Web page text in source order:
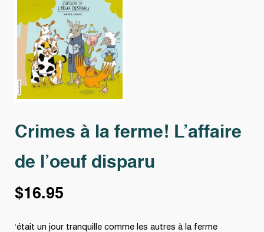
Crimes à la ferme! L’affaire
de l’oeuf disparu
$16.95
‘était un jour tranquille comme les autres à la ferme